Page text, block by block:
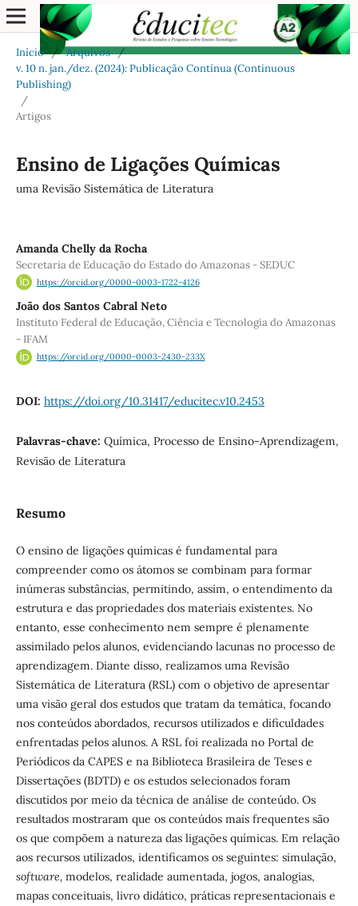
Início / Arquivos /
v. 10 n. jan./dez. (2024): Publicação Contínua (Continuous
Publishing)
/
Artigos
Ensino de Ligações Químicas
uma Revisão Sistemática de Literatura
Amanda Chelly da Rocha
Secretaria de Educação do Estado do Amazonas - SEDUC
https://orcid.org/0000-0003-1722-4126
João dos Santos Cabral Neto
Instituto Federal de Educação, Ciência e Tecnologia do Amazonas
- IFAM
https://orcid.org/0000-0003-2430-233X
DOI: https://doi.org/10.31417/educitec.v10.2453
Palavras-chave: Química, Processo de Ensino-Aprendizagem,
Revisão de Literatura
Resumo
O ensino de ligações químicas é fundamental para
compreender como os átomos se combinam para formar
inúmeras substâncias, permitindo, assim, o entendimento da
estrutura e das propriedades dos materiais existentes. No
entanto, esse conhecimento nem sempre é plenamente
assimilado pelos alunos, evidenciando lacunas no processo de
aprendizagem. Diante disso, realizamos uma Revisão
Sistemática de Literatura (RSL) com o objetivo de apresentar
uma visão geral dos estudos que tratam da temática, focando
nos conteúdos abordados, recursos utilizados e dificuldades
enfrentadas pelos alunos. A RSL foi realizada no Portal de
Periódicos da CAPES e na Biblioteca Brasileira de Teses e
Dissertações (BDTD) e os estudos selecionados foram
discutidos por meio da técnica de análise de conteúdo. Os
resultados mostraram que os conteúdos mais frequentes são
os que compõem a natureza das ligações químicas. Em relação
aos recursos utilizados, identificamos os seguintes: simulação,
software,modelos, realidade aumentada, jogos, analogias,
mapas conceituais, livro didático, práticas representacionais e